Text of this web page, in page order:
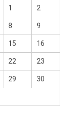
1 2
8 9
15 16
22 23
29 30